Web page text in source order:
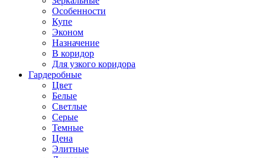
Особенности
Купе
Эконом
Назначение
В коридор
Для узкого коридора
Гардеробные
Цвет
Белые
Светлые
Серые
Темные
Цена
Элитные